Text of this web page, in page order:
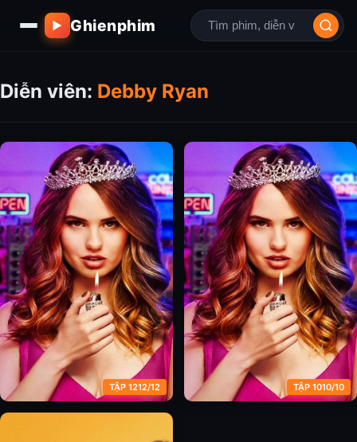
▶ Ghienphim
Diễn viên: Debby Ryan
TẬP 1212/12 TẬP 1010/10